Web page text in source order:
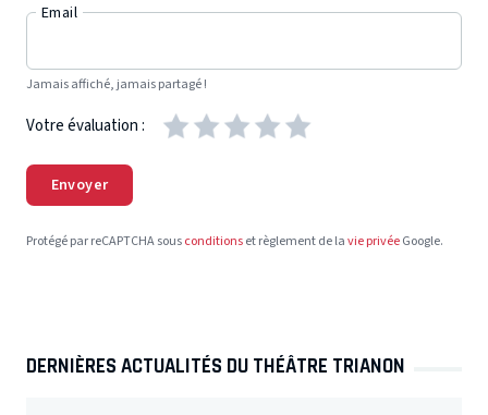
Email
Jamais affiché, jamais partagé !
Votre évaluation :
Envoyer
Protégé par reCAPTCHA sousconditionset règlement de lavie privéeGoogle.
DERNIÈRES ACTUALITÉS DU THÉÂTRE TRIANON